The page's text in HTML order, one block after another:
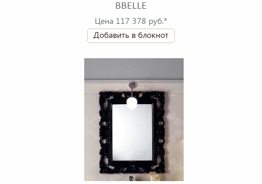
BBELLE
Цена 117 378 руб.*
Добавить в блокнот